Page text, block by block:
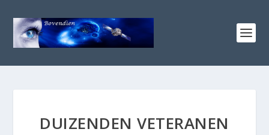
DUIZENDEN VETERANEN